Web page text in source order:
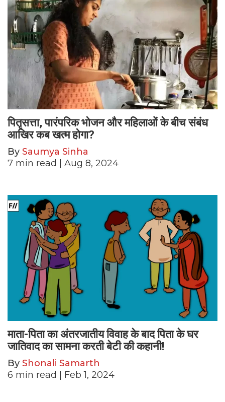
पितृसत्ता, पारंपरिक भोजन और महिलाओं के बीच संबंध
आखिर कब खत्म होगा?
By Saumya Sinha
7 min read | Aug 8, 2024
माता-पिता का अंतरजातीय विवाह के बाद पिता के घर
जातिवाद का सामना करती बेटी की कहानी!
By Shonali Samarth
6 min read | Feb 1, 2024